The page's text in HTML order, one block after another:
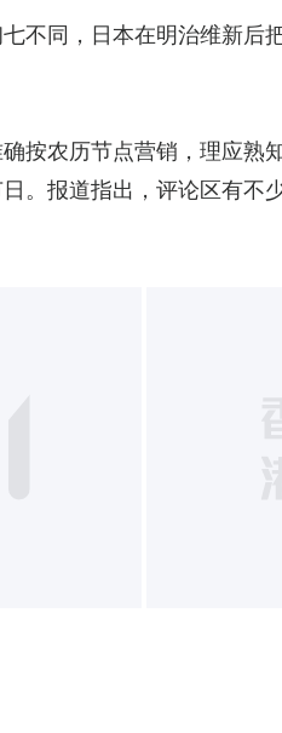
不同，日本在明治维新后
按农历节点营销，理应熟
。报道指出，评论区有不